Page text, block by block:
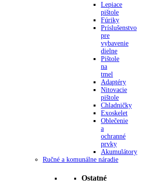
Lepiace
pištole
Fúriky
Príslušenstvo
pre
vybavenie
dielne
Pištole
na
tmel
Adaptéry
Nitovacie
pištole
Chladničky
Exoskelet
Oblečenie
a
ochranné
prvky
Akumulátory
Ručné a komunálne náradie
Ostatné